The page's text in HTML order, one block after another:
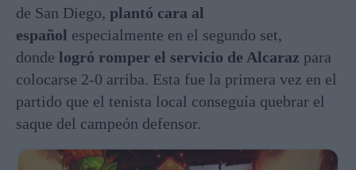
de San Diego, plantó cara al
español especialmente en el segundo set,
donde logró romper el servicio de Alcaraz para
colocarse 2-0 arriba. Esta fue la primera vez en el
partido que el tenista local conseguía quebrar el
saque del campeón defensor.